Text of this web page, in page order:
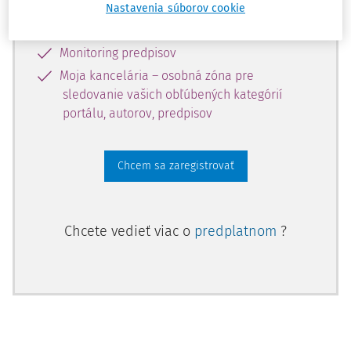
Monitoring predpisov
Moja kancelária – osobná zóna pre
sledovanie vašich obľúbených kategórií
portálu, autorov, predpisov
Chcem sa zaregistrovať
Chcete vedieť viac o predplatnom ?
Nastavenia súborov cookie